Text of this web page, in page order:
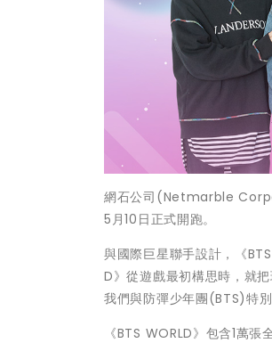
網石公司(Netmarble
5月10日正式開跑。
與國際巨星聯手設計，《
D》從遊戲最初構思時，就
我們與防彈少年團(BTS)特
《BTS WORLD》包含1萬